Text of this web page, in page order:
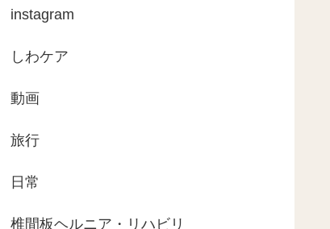
instagram
しわケア
動画
旅行
日常
椎間板ヘルニア・リハビリ